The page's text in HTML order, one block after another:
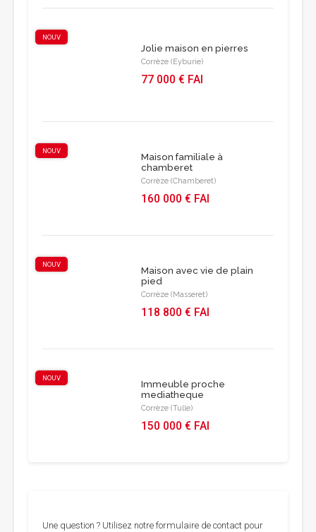
NOUV
Jolie maison en pierres
Corrèze (Eyburie)
77 000 € FAI
NOUV
Maison familiale à
chamberet
Corrèze (Chamberet)
160 000 € FAI
NOUV
Maison avec vie de plain
pied
Corrèze (Masseret)
118 800 € FAI
NOUV
Immeuble proche
mediatheque
Corrèze (Tulle)
150 000 € FAI
Une question ? Utilisez notre formulaire de contact pour